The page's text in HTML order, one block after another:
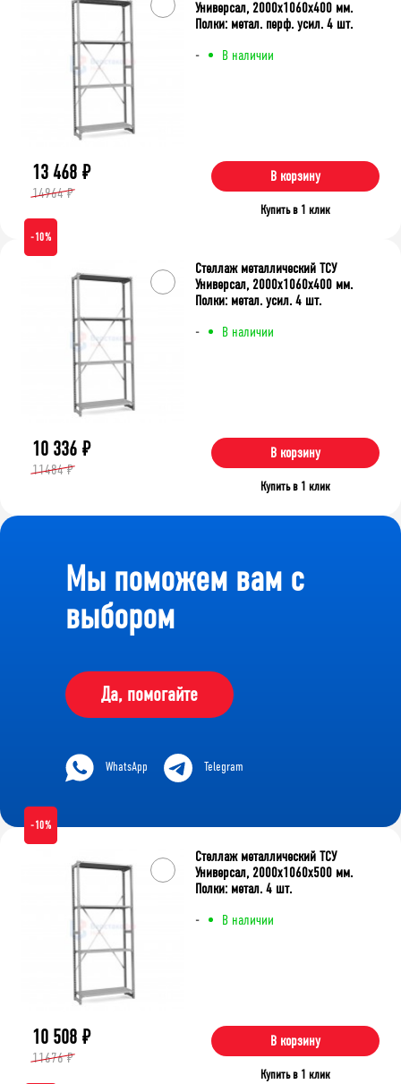
- В наличии
Универсал, 2000x1060x400 мм.
Полки: метал. перф. усил. 4 шт.
13 468 ₽
14964 ₽
В корзину
Купить в 1 клик
-10%
- В наличии
Стеллаж металлический ТСУ
Универсал, 2000x1060x400 мм.
Полки: метал. усил. 4 шт.
10 336 ₽
11484 ₽
В корзину
Купить в 1 клик
Мы поможем вам с
выбором
Да, помогайте
WhatsApp Telegram
-10%
- В наличии
Стеллаж металлический ТСУ
Универсал, 2000x1060x500 мм.
Полки: метал. 4 шт.
10 508 ₽
11676 ₽
В корзину
Купить в 1 клик